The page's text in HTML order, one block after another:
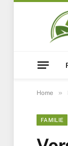
Home »
FAMILIE